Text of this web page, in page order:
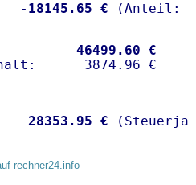
- 18145.65 €
46499.60 €
28353.95 €
rechner24.info